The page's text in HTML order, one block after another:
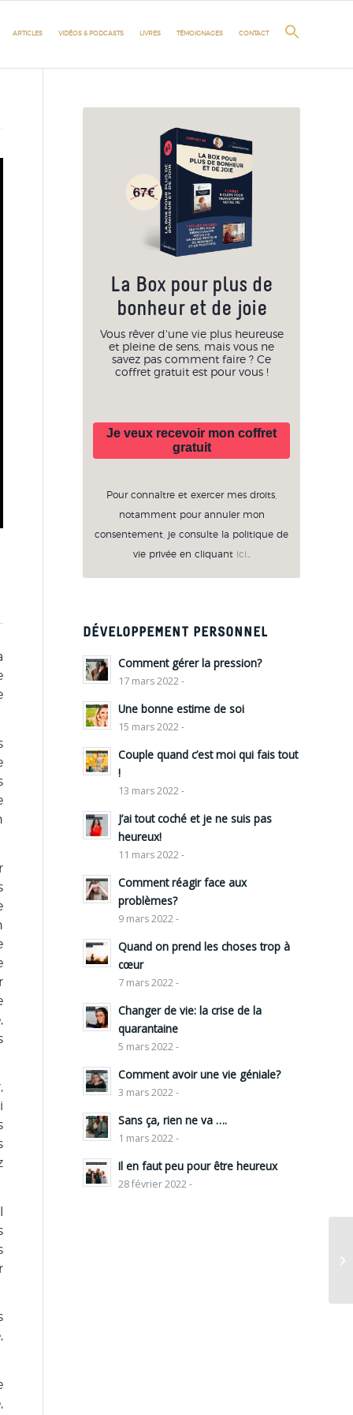
ARTICLES VIDÉOS & PODCASTS LIVRES TÉMOIGNAGES CONTACT
La Box pour plus de
bonheur et de joie
Vous rêver d'une vie plus heureuse
et pleine de sens, mais vous ne
savez pas comment faire ? Ce
coffret gratuit est pour vous !
Je veux recevoir mon coffret
gratuit
Pour connaître et exercer mes droits,
notamment pour annuler mon
consentement, je consulte la politique de
vie privée en cliquant ici.
DÉVELOPPEMENT PERSONNEL
Comment gérer la pression?
17 mars 2022 -
Une bonne estime de soi
15 mars 2022 -
Couple quand c’est moi qui fais tout
!
13 mars 2022 -
J’ai tout coché et je ne suis pas
heureux!
11 mars 2022 -
Comment réagir face aux
problèmes?
9 mars 2022 -
Quand on prend les choses trop à
cœur
7 mars 2022 -
Changer de vie: la crise de la
quarantaine
5 mars 2022 -
Comment avoir une vie géniale?
3 mars 2022 -
Sans ça, rien ne va ….
1 mars 2022 -
Il en faut peu pour être heureux
28 février 2022 -